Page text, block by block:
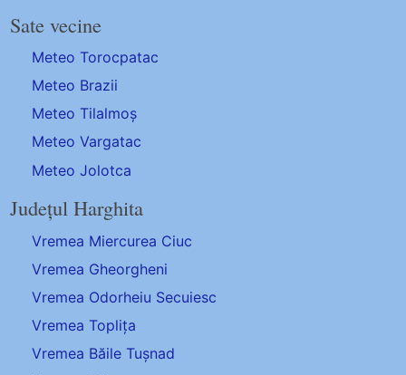
Sate vecine
Meteo Torocpatac
Meteo Brazii
Meteo Tilalmoș
Meteo Vargatac
Meteo Jolotca
Județul Harghita
Vremea Miercurea Ciuc
Vremea Gheorgheni
Vremea Odorheiu Secuiesc
Vremea Toplița
Vremea Băile Tușnad